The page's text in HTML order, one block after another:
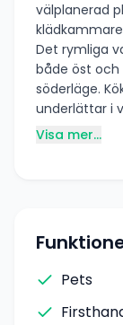
välplanerad
Det rymliga
både öst och
söderläge.
underlättar i
perfekt för
Visa mer...
Pets